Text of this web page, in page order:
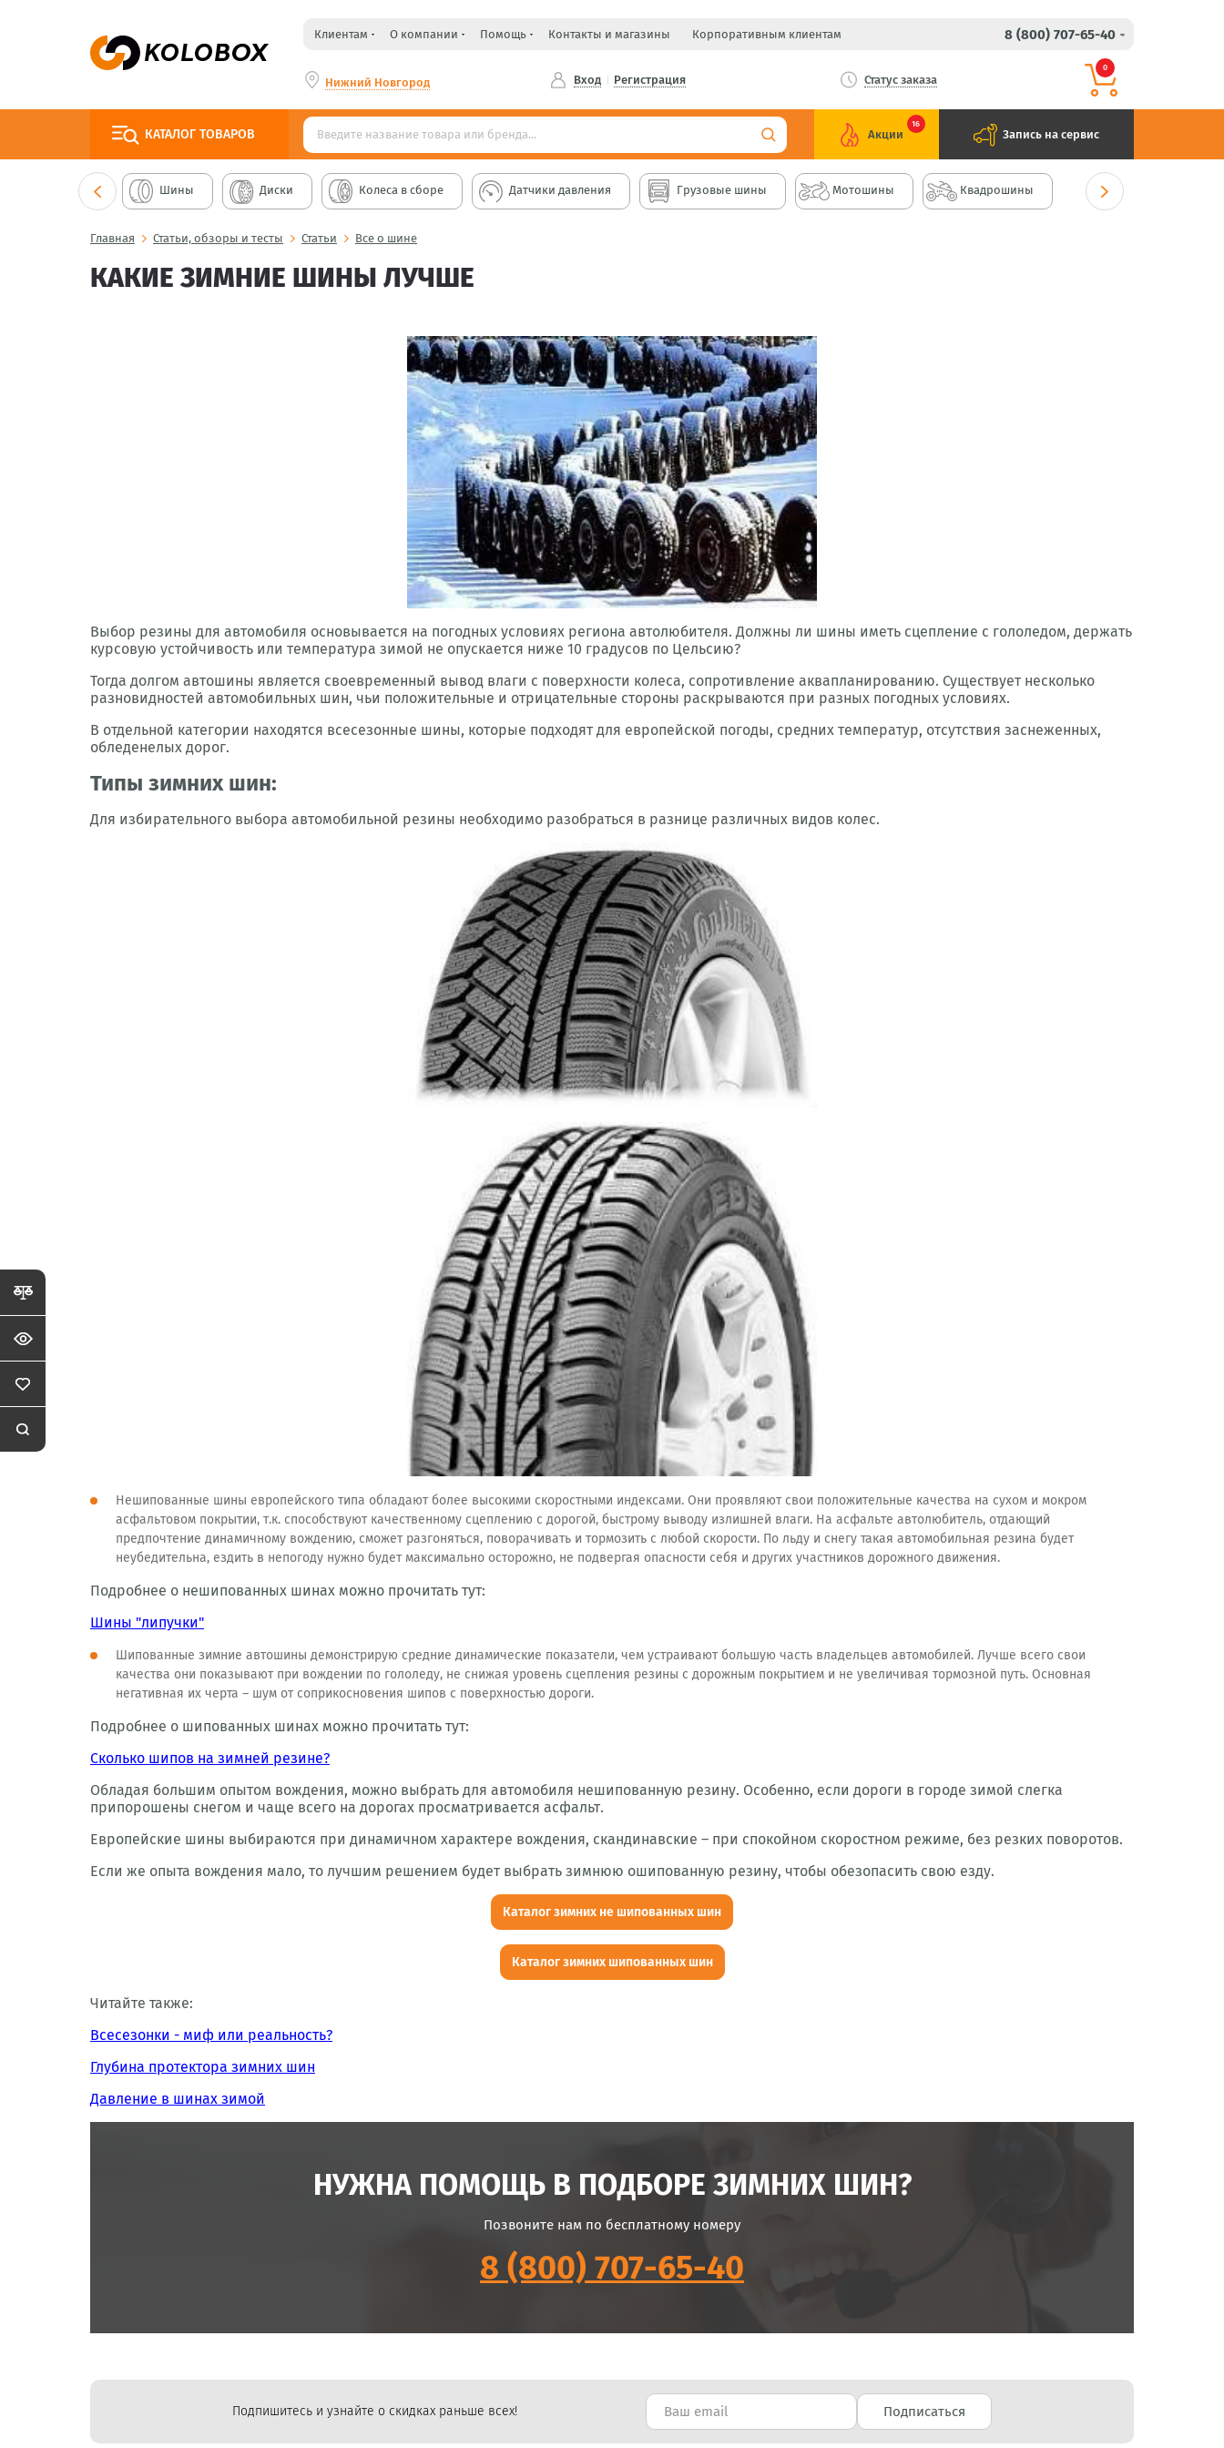
Клиентам О компании Помощь Контакты и магазины Корпоративным клиентам 8 (800) 707-65-40
Нижний Новгород Вход Регистрация Статус заказа
0
КАТАЛОГ ТОВАРОВ Акции
16
Запись на сервис
Шины Диски Колеса в сборе Датчики давления Грузовые шины Мотошины Квадрошины
Главная Статьи, обзоры и тесты Статьи Все о шине
КАКИЕ ЗИМНИЕ ШИНЫ ЛУЧШЕ
Выбор резины для автомобиля основывается на погодных условиях региона автолюбителя. Должны ли шины иметь сцепление с гололедом, держать
курсовую устойчивость или температура зимой не опускается ниже 10 градусов по Цельсию?
Тогда долгом автошины является своевременный вывод влаги с поверхности колеса, сопротивление аквапланированию. Существует несколько
разновидностей автомобильных шин, чьи положительные и отрицательные стороны раскрываются при разных погодных условиях.
В отдельной категории находятся всесезонные шины, которые подходят для европейской погоды, средних температур, отсутствия заснеженных,
обледенелых дорог.
Типы зимних шин:
Для избирательного выбора автомобильной резины необходимо разобраться в разнице различных видов колес.
Нешипованные шины европейского типа обладают более высокими скоростными индексами. Они проявляют свои положительные качества на сухом и мокром
асфальтовом покрытии, т.к. способствуют качественному сцеплению с дорогой, быстрому выводу излишней влаги. На асфальте автолюбитель, отдающий
предпочтение динамичному вождению, сможет разгоняться, поворачивать и тормозить с любой скорости. По льду и снегу такая автомобильная резина будет
неубедительна, ездить в непогоду нужно будет максимально осторожно, не подвергая опасности себя и других участников дорожного движения.
Подробнее о нешипованных шинах можно прочитать тут:
Шины "липучки"
Шипованные зимние автошины демонстрирую средние динамические показатели, чем устраивают большую часть владельцев автомобилей. Лучше всего свои
качества они показывают при вождении по гололеду, не снижая уровень сцепления резины с дорожным покрытием и не увеличивая тормозной путь. Основная
негативная их черта – шум от соприкосновения шипов с поверхностью дороги.
Подробнее о шипованных шинах можно прочитать тут:
Сколько шипов на зимней резине?
Обладая большим опытом вождения, можно выбрать для автомобиля нешипованную резину. Особенно, если дороги в городе зимой слегка
припорошены снегом и чаще всего на дорогах просматривается асфальт.
Европейские шины выбираются при динамичном характере вождения, скандинавские – при спокойном скоростном режиме, без резких поворотов.
Если же опыта вождения мало, то лучшим решением будет выбрать зимнюю ошипованную резину, чтобы обезопасить свою езду.
Каталог зимних не шипованных шин
Каталог зимних шипованных шин
Читайте также:
Всесезонки - миф или реальность?
Глубина протектора зимних шин
Давление в шинах зимой
НУЖНА ПОМОЩЬ В ПОДБОРЕ ЗИМНИХ ШИН?
Позвоните нам по бесплатному номеру
8 (800) 707-65-40
Подпишитесь и узнайте о скидках раньше всех! Подписаться